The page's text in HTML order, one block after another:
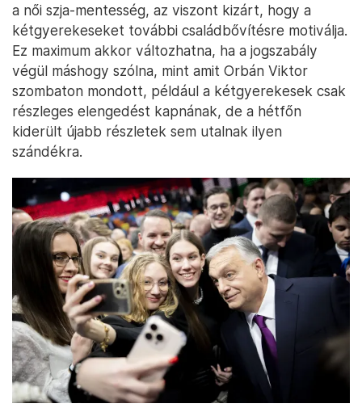
a női szja-mentesség, az viszont kizárt, hogy a
kétgyerekeseket további családbővítésre motiválja.
Ez maximum akkor változhatna, ha a jogszabály
végül máshogy szólna, mint amit Orbán Viktor
szombaton mondott, például a kétgyerekesek csak
részleges elengedést kapnának, de a hétfőn
kiderült újabb részletek sem utalnak ilyen
szándékra.